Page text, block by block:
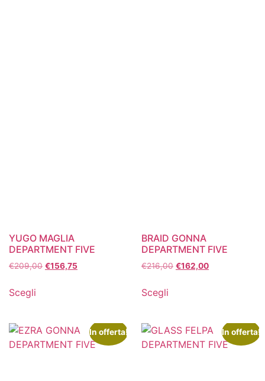
YUGO MAGLIA
DEPARTMENT FIVE
€209,00 €156,75
Scegli
BRAID GONNA
DEPARTMENT FIVE
€216,00 €162,00
Scegli
In offerta! In offerta!